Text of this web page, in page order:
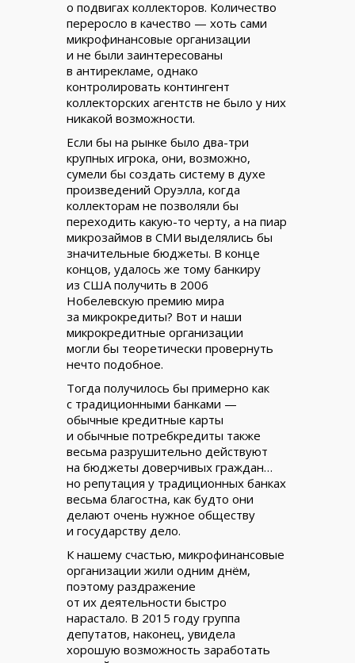
о подвигах коллекторов. Количество
переросло в качество — хоть сами
микрофинансовые организации
и не были заинтересованы
в антирекламе, однако
контролировать контингент
коллекторских агентств не было у них
никакой возможности.
Если бы на рынке было два-три
крупных игрока, они, возможно,
сумели бы создать систему в духе
произведений Оруэлла, когда
коллекторам не позволяли бы
переходить какую-то черту, а на пиар
микрозаймов в СМИ выделялись бы
значительные бюджеты. В конце
концов, удалось же тому банкиру
из США получить в 2006
Нобелевскую премию мира
за микрокредиты? Вот и наши
микрокредитные организации
могли бы теоретически провернуть
нечто подобное.
Тогда получилось бы примерно как
с традиционными банками —
обычные кредитные карты
и обычные потребкредиты также
весьма разрушительно действуют
на бюджеты доверчивых граждан…
но репутация у традиционных банках
весьма благостна, как будто они
делают очень нужное обществу
и государству дело.
К нашему счастью, микрофинансовые
организации жили одним днём,
поэтому раздражение
от их деятельности быстро
нарастало. В 2015 году группа
депутатов, наконец, увидела
хорошую возможность заработать